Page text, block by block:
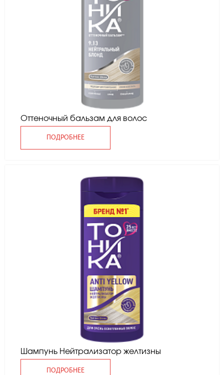
Оттеночный бальзам для волос
ПОДРОБНЕЕ
Шампунь Нейтрализатор желтизны
ПОДРОБНЕЕ